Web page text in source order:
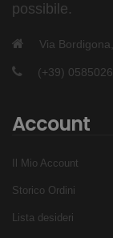
possibile.
Via
(+39)
Account
Il Mio Account
Storico Ordini
Lista desideri